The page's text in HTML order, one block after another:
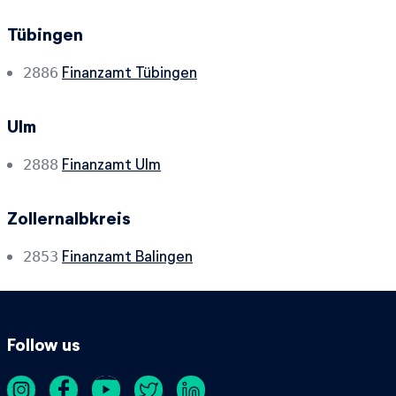
Tübingen
2886 Finanzamt Tübingen
Ulm
2888 Finanzamt Ulm
Zollernalbkreis
2853 Finanzamt Balingen
Follow us